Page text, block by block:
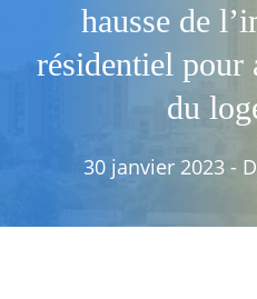
hausse de
résidentiel pour
du
30 janvier 2023 -